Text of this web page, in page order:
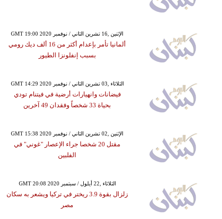
GMT 19:00 2020 الإثنين ,16 تشرين الثاني / نوفمبر
ألمانيا تأمر بإعدام أكثر من 16 ألف ديك رومي
بسبب إنفلونزا الطيور
GMT 14:29 2020 الثلاثاء ,03 تشرين الثاني / نوفمبر
فيضانات وانهيارات أرضية في فيتنام تودي
بحياة 33 شخصاً وفقدان 49 آخرين
GMT 15:38 2020 الإثنين ,02 تشرين الثاني / نوفمبر
مقتل 20 شخصا جراء الإعصار "غوني" في
الفلبين
GMT 20:08 2020 الثلاثاء ,22 أيلول / سبتمبر
زلزال بقوة 3.9 ريختر في تركيا ويشعر به سكان
مصر